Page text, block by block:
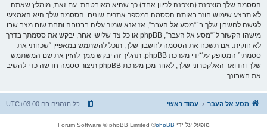
הססמה שלך מוצפנת (הצפנה לכיוון אחד) כך שהיא מאובטחת. עם זאת, מומלץ שאתה
לא תבצע שימוש חוזר באותה הססמה במספר אתרים שונים. הססמה שלך היא האמצעי
לגישה לחשבון שלך ב־“מסע אל העבר”, אז אנא שמור עליה בבטחה ותחת שום מצב שבו
מישהו הקשור ל־“מסע אל העבר”, phpBB או כל צד שלישי אחר, יבקש את ססמתך בדרך
לא חוקית. אם תשכח את הססמה לחשבון שלך, תוכל להשתמש במאפיין “שכחתי את
ססמתי” המסופק על־ידי מערכת phpBB. תהליך זה יבקש ממך להזין את שם המשתמש
שלך והדואר האלקטרוני שלך, לאחר מכן מערכת phpBB תיצור ססמה חדשה כדי להשיב
את חשבונך.
מסע אל העבר עמוד ראשי כל הזמנים הם UTC+03:00
מופעל על ידי phpBB
® Forum Software © phpBB Limited